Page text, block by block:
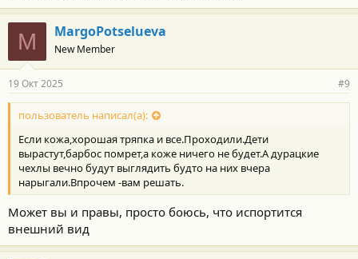
M MargoPotselueva
New Member
19 Окт 2025 #9
пользователь написал(а):
Если кожа,хорошая тряпка и все.Проходили.Дети
вырастут,барбос помрет,а коже ничего не будет.А дурацкие
чехлы вечно будут выглядить будто на них вчера
нарыгали.Впрочем -вам решать.
Может вы и правы, просто боюсь, что испортится
внешний вид